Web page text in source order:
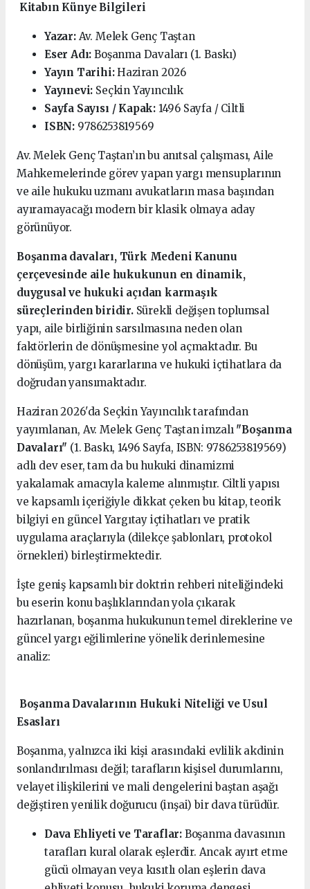
Kitabın Künye Bilgileri
Yazar:Av. Melek Genç Taştan
Eser Adı: Boşanma Davaları (1. Baskı)
Yayın Tarihi:Haziran 2026
Yayınevi: Seçkin Yayıncılık
Sayfa Sayısı / Kapak:1496 Sayfa / Ciltli
ISBN: 9786253819569
Av. Melek Genç Taştan’ın bu anıtsal çalışması, Aile
Mahkemelerinde görev yapan yargı mensuplarının
ve aile hukuku uzmanı avukatların masa başından
ayıramayacağı modern bir klasik olmaya aday
görünüyor.
Boşanma davaları, Türk Medeni Kanunu
çerçevesinde aile hukukunun en dinamik,
duygusal ve hukuki açıdan karmaşık
süreçlerinden biridir.Sürekli değişen toplumsal
yapı, aile birliğinin sarsılmasına neden olan
faktörlerin de dönüşmesine yol açmaktadır. Bu
dönüşüm, yargı kararlarına ve hukuki içtihatlara da
doğrudan yansımaktadır.
Haziran 2026'da Seçkin Yayıncılık tarafından
yayımlanan, Av. Melek Genç Taştan imzalı "Boşanma
Davaları" (1. Baskı, 1496 Sayfa, ISBN: 9786253819569)
adlı dev eser, tam da bu hukuki dinamizmi
yakalamak amacıyla kaleme alınmıştır. Ciltli yapısı
ve kapsamlı içeriğiyle dikkat çeken bu kitap, teorik
bilgiyi en güncel Yargıtay içtihatları ve pratik
uygulama araçlarıyla (dilekçe şablonları, protokol
örnekleri) birleştirmektedir.
İşte geniş kapsamlı bir doktrin rehberi niteliğindeki
bu eserin konu başlıklarından yola çıkarak
hazırlanan, boşanma hukukunun temel direklerine ve
güncel yargı eğilimlerine yönelik derinlemesine
analiz:
Boşanma Davalarının Hukuki Niteliği ve Usul
Esasları
Boşanma, yalnızca iki kişi arasındaki evlilik akdinin
sonlandırılması değil; tarafların kişisel durumlarını,
velayet ilişkilerini ve mali dengelerini baştan aşağı
değiştiren yenilik doğurucu (inşai) bir dava türüdür.
Dava Ehliyeti ve Taraflar: Boşanma davasının
tarafları kural olarak eşlerdir. Ancak ayırt etme
gücü olmayan veya kısıtlı olan eşlerin dava